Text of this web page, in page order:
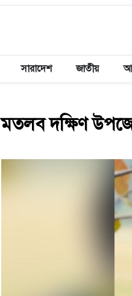
সারাদেশ জাতীয়
মতলব দক্ষিণ